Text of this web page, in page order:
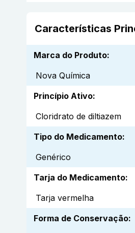
Características
Marca do Produto:
Nova Química
Princípio Ativo:
Cloridrato de diltiazem
Tipo do Medicamento:
Genérico
Tarja do Medicamento:
Tarja vermelha
Forma de Conservação: